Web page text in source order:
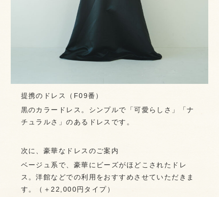
提携のドレス（F09番）
黒のカラードレス。シンプルで「可愛らしさ」「ナ
チュラルさ」のあるドレスです。
次に、豪華なドレスのご案内
ベージュ系で、豪華にビーズがほどこされたドレ
ス。洋館などでの利用をおすすめさせていただきま
す。（＋22,000円タイプ）